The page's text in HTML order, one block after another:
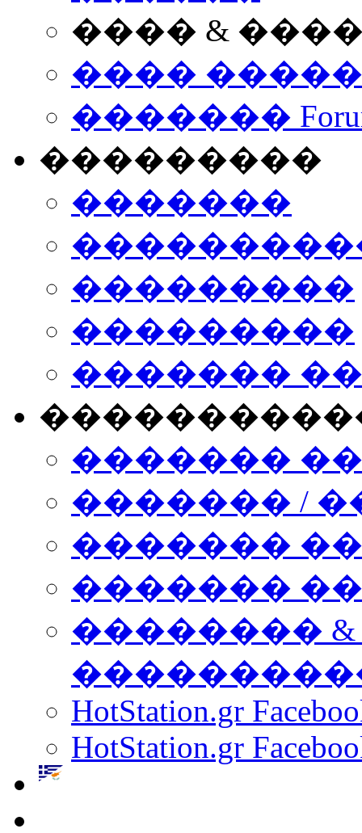
���� &
����
�������
���������
�������
���������
���������
�������
�������
������� /
�������
������� ���
��������
HotStation.gr
HotStation.gr